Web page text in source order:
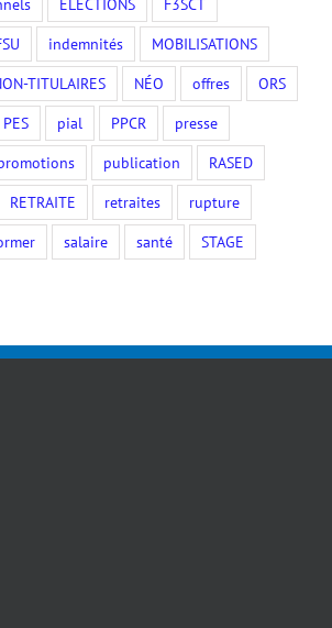
indemnités
MOBILISATIONS
TITULAIRES NÉO offres
ORS
PES pial PPCR
presse
publication
RASED
RETRAITE retraites
rupture
salaire santé
STAGE